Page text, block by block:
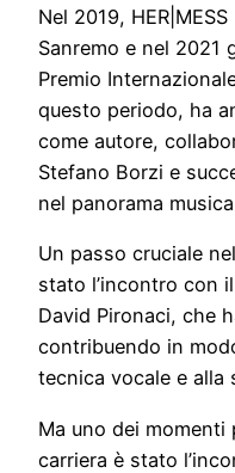
Nel 2019,
Sanremo e nel 2021
Premio
questo periodo, ha
come autore,
Stefano Borzi e
nel panorama
Un passo cruciale
stato l’incontro con
David Pironaci, che
contribuendo in
tecnica vocale e alla
Ma uno dei momenti
carriera è stato